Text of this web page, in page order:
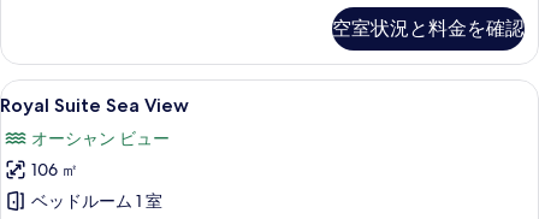
を
表
示
す
る
の
詳
細
空室状況と料金を確認
Royal
Suite
Sea
View
の
Royal Suite Sea View | 部屋からの景観
8
Royal Suite Sea View
オーシャン ビュー
106 ㎡
ベッドルーム 1 室